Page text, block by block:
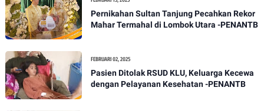
Pernikahan Sultan Tanjung Pecahkan Rekor
Mahar Termahal di Lombok Utara -PENANTB
FEBRUARI 02, 2025
Pasien Ditolak RSUD KLU, Keluarga Kecewa
dengan Pelayanan Kesehatan -PENANTB